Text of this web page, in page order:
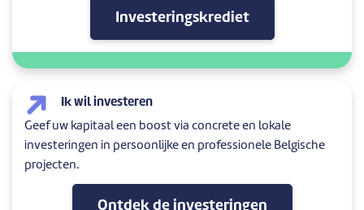
Investeringskrediet
Ik wil investeren
Geef uw kapitaal een boost via concrete en lokale
investeringen in persoonlijke en professionele Belgische
projecten.
Ontdek de investeringen